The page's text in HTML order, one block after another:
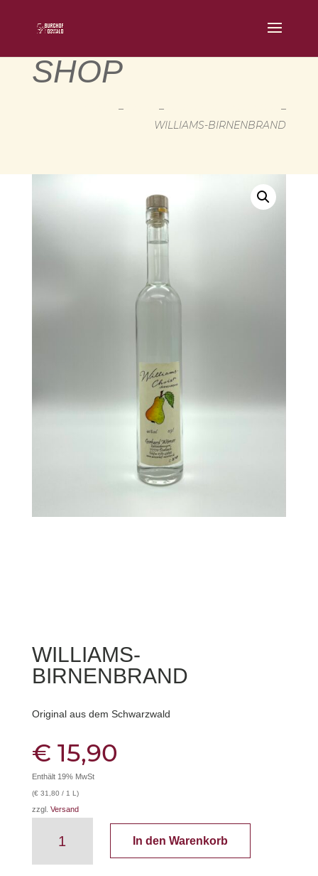
SHOP
– –
–
WILLIAMS-BIRNENBRAND
WILLIAMS-
BIRNENBRAND
Original aus dem Schwarzwald
€ 15,90
Enthält 19% MwSt
(€31,80 / 1 L)
zzgl. Versand
Birnenbrand
In den Warenkorb